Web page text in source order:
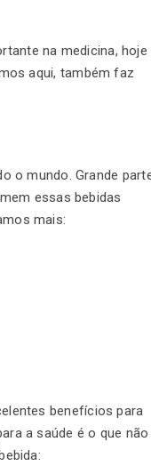
na medicina, hoje
aqui, também faz
o mundo. Grande
essas bebidas
mais:
benefícios para
a saúde é o que não